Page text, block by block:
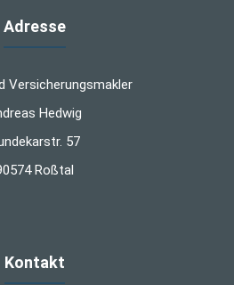
Adresse
Versicherungsmakler
Hedwig
57
Roßtal
Kontakt